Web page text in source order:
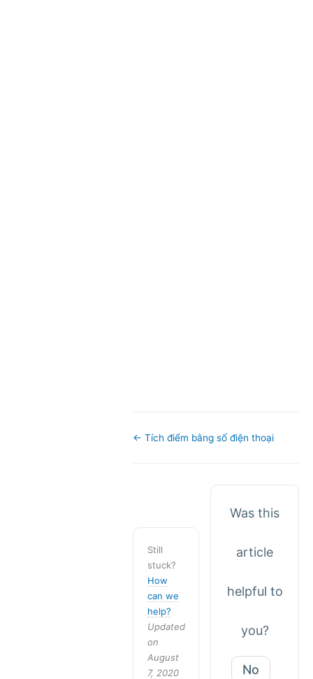
Doc
← Tích điểm bằng số điện thoại
Still
stuck?
How
can we
help?
Updated
on
August
7, 2020
Was this
article
helpful to
you?
No